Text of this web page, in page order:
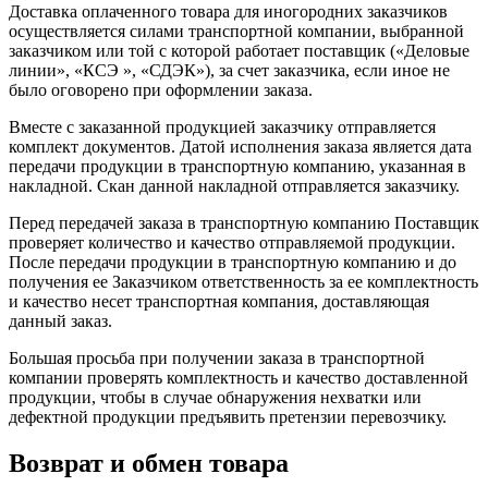
Доставка оплаченного товара для иногородних заказчиков
осуществляется силами транспортной компании, выбранной
заказчиком или той с которой работает поставщик («Деловые
линии», «КСЭ », «СДЭК»), за счет заказчика, если иное не
было оговорено при оформлении заказа.
Вместе с заказанной продукцией заказчику отправляется
комплект документов. Датой исполнения заказа является дата
передачи продукции в транспортную компанию, указанная в
накладной. Скан данной накладной отправляется заказчику.
Перед передачей заказа в транспортную компанию Поставщик
проверяет количество и качество отправляемой продукции.
После передачи продукции в транспортную компанию и до
получения ее Заказчиком ответственность за ее комплектность
и качество несет транспортная компания, доставляющая
данный заказ.
Большая просьба при получении заказа в транспортной
компании проверять комплектность и качество доставленной
продукции, чтобы в случае обнаружения нехватки или
дефектной продукции предъявить претензии перевозчику.
Возврат и обмен товара